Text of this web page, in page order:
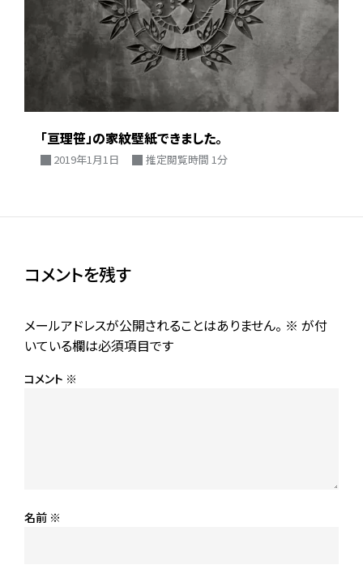
「亘理笹」の家紋壁紙できました。
2019年1月1日 推定閲覧時間 1分
コメントを残す
メールアドレスが公開されることはありません。 ※ が付
いている欄は必須項目です
コメント ※
名前 ※